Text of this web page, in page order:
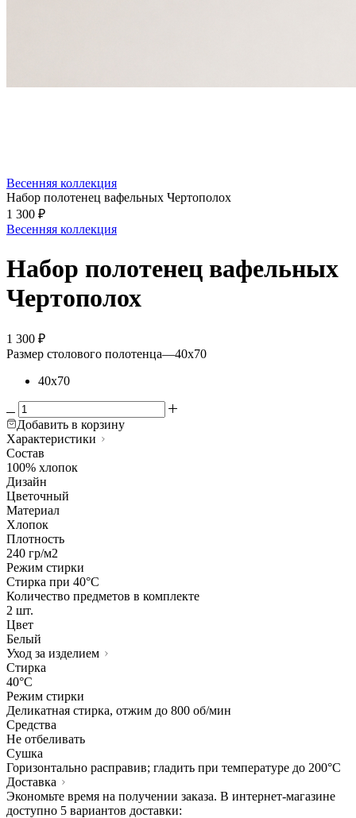
Весенняя коллекция
Набор полотенец вафельных Чертополох
1 300 ₽
Весенняя коллекция
Набор полотенец вафельных
Чертополох
1 300 ₽
Размер столового полотенца—40х70
40х70
Добавить в корзину
Характеристики
Состав
100% хлопок
Дизайн
Цветочный
Материал
Хлопок
Плотность
240 гр/м2
Режим стирки
Стирка при 40°С
Количество предметов в комплекте
2 шт.
Цвет
Белый
Уход за изделием
Стирка
40°C
Режим стирки
Деликатная стирка, отжим до 800 об/мин
Средства
Не отбеливать
Сушка
Горизонтально расправив; гладить при температуре до 200°C
Доставка
Экономьте время на получении заказа. В интернет-магазине
доступно 5 вариантов доставки: